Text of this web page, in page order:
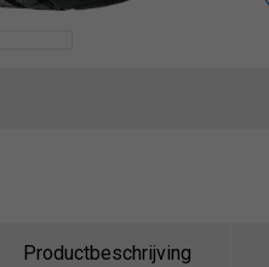
Productbeschrijving